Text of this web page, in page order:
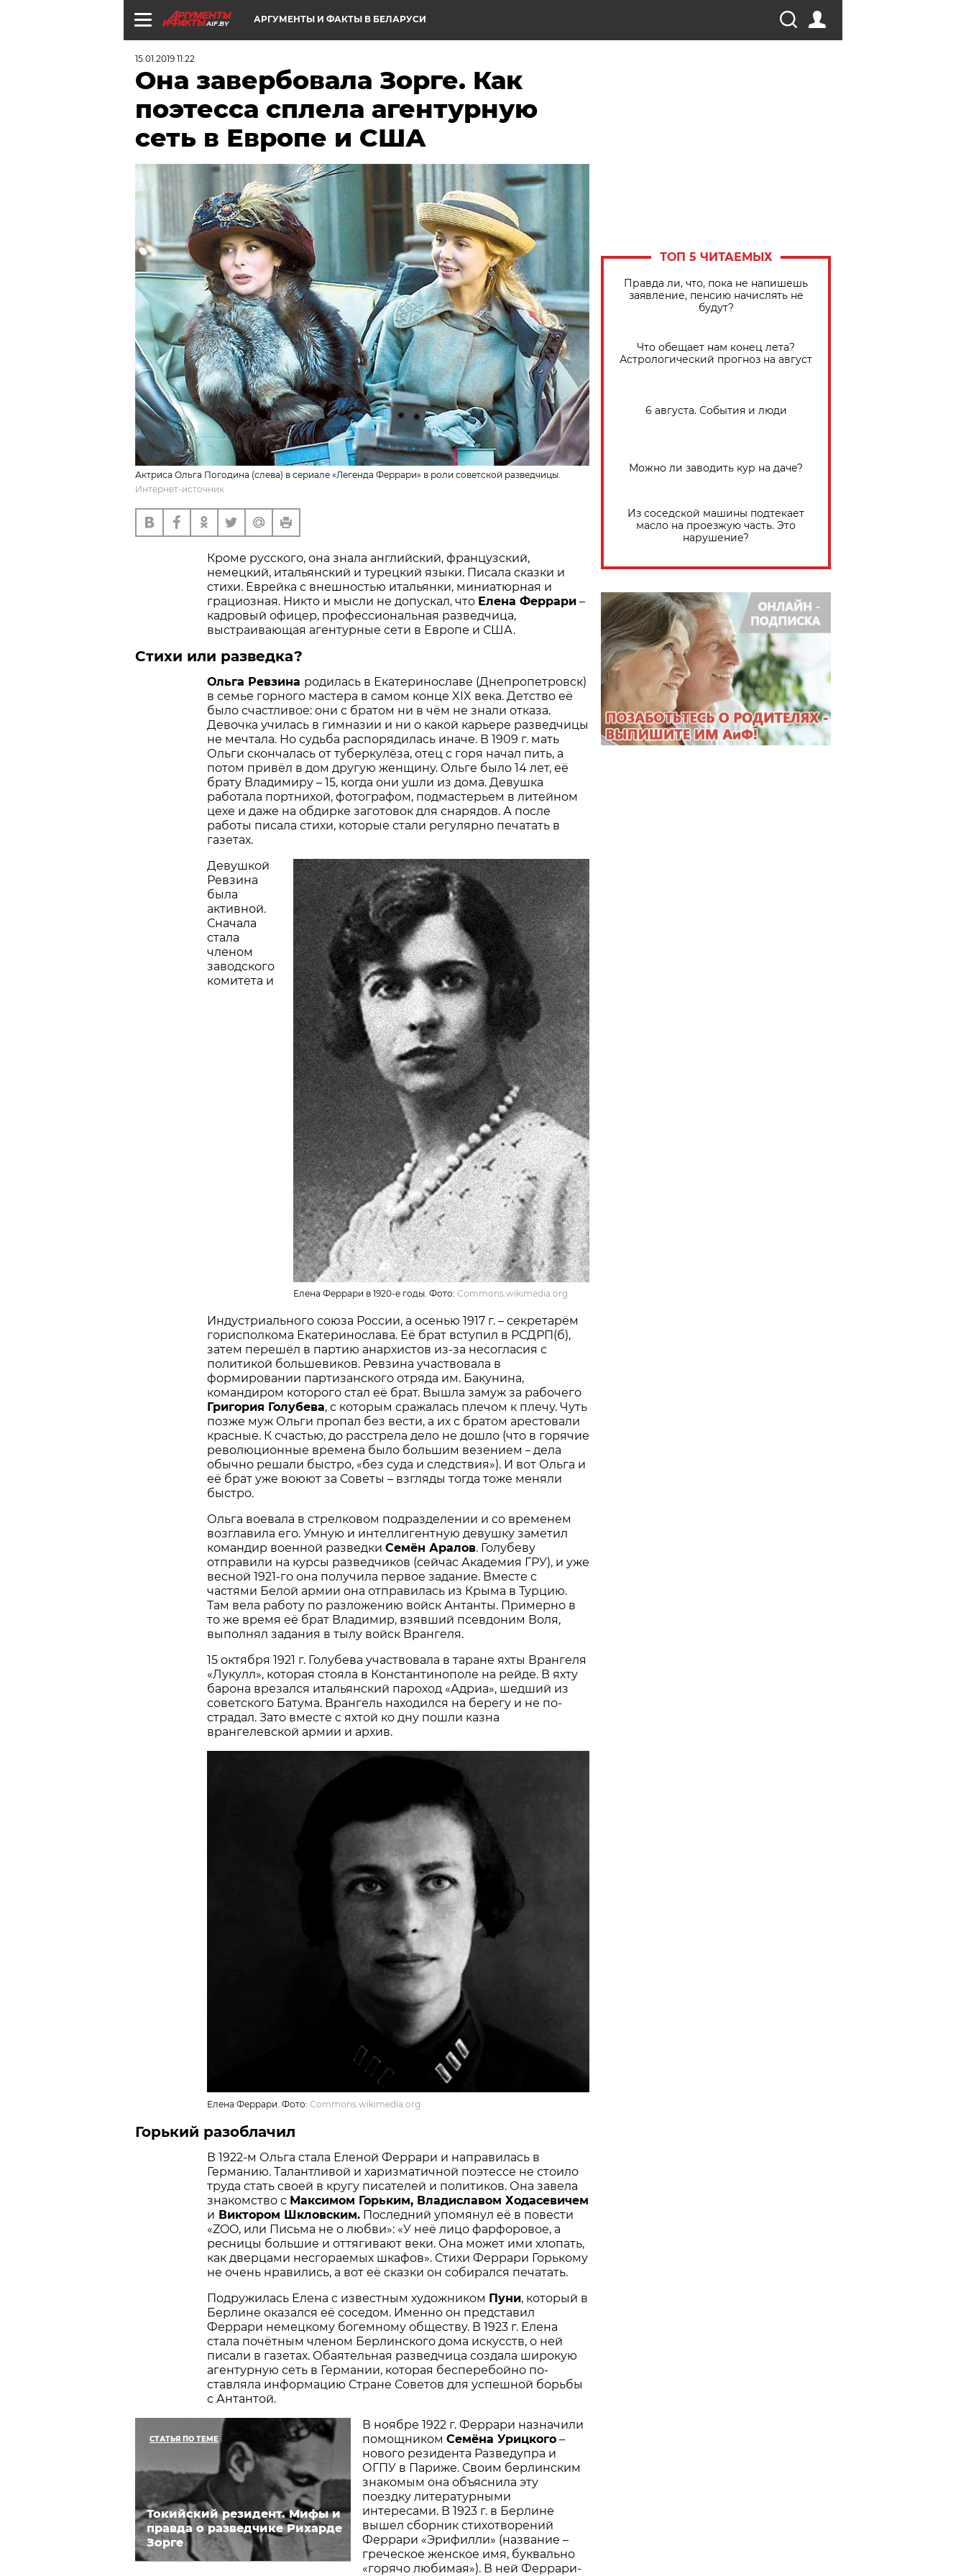
AIF.BY АРГУМЕНТЫ И ФАКТЫ В БЕЛАРУСИ
15.01.2019 11:22
Она завербовала Зорге. Как
поэтесса сплела агентурную
сеть в Европе и США
Актриса Ольга Погодина (слева) в сериале «Легенда Феррари» в роли советской разведчицы.
Интернет-источник
Кроме русского, она знала английский, французский,
немецкий, итальянский и турецкий языки. Писала сказки и
стихи. Еврейка с внешностью итальянки, миниатюрная и
грациозная. Никто и мысли не допускал, что Елена Феррари –
кадровый офицер, профессиональная разведчица,
выстраивающая агентурные сети в Европе и США.
Стихи или разведка?
Ольга Ревзина родилась в Екатеринославе (Днепропетровск)
в семье горного мастера в самом конце XIX века. Детство её
было счастливое: они с братом ни в чём не знали отказа.
Девочка училась в гимназии и ни о какой карьере разведчицы
не мечтала. Но судьба распорядилась иначе. В 1909 г. мать
Ольги скончалась от туберкулёза, отец с горя начал пить, а
потом привёл в дом другую женщину. Ольге было 14 лет, её
брату Владимиру – 15, когда они ушли из дома. Девушка
работала порт­нихой, фотографом, подмастерьем в литейном
цехе и даже на обдирке заготовок для снарядов. А после
работы писала стихи, которые стали регулярно печатать в
газетах.
Елена Феррари в 1920-е годы. Фото: Commons.wikimedia.org
Девушкой
Ревзина
была
активной.
Сначала
стала
членом
заводского
комитета и
Индустриального союза России, а осенью 1917 г. – секретарём
горисполкома Екатеринослава. Её брат вступил в РСДРП(б),
затем перешёл в партию анархистов из-за несогласия с
политикой большевиков. Ревзина участвовала в
формировании партизанского отряда им. Бакунина,
командиром которого стал её брат. Вышла замуж за рабочего
Григория Голубева, с которым сражалась плечом к плечу. Чуть
позже муж Ольги пропал без вести, а их с братом арестовали
красные. К счастью, до расстрела дело не дошло (что в горячие
революционные времена было большим везением – дела
обычно решали быстро, «без суда и следствия»). И вот Ольга и
её брат уже воюют за Советы – взгляды тогда тоже меняли
быстро.
Ольга воевала в стрелковом подразделении и со временем
возглавила его. Умную и интеллигентную девушку заметил
командир военной разведки Семён Аралов. Голубеву
отправили на курсы разведчиков (сейчас Академия ГРУ), и уже
весной 1921-го она получила первое задание. Вместе с
частями Белой армии она отправилась из Крыма в Турцию.
Там вела работу по разложению войск Антанты. Примерно в
то же время её брат Владимир, взявший псевдоним Воля,
выполнял задания в тылу войск Врангеля.
15 октября 1921 г. Голубева участвовала в таране яхты Врангеля
«Лукулл», которая стояла в Константинополе на рейде. В яхту
барона врезался итальянский пароход «Адриа», шедший из
советского Батума. Врангель находился на берегу и не по­
страдал. Зато вместе с яхтой ко дну пошли казна
врангелевской армии и архив.
Елена Феррари. Фото: Commons.wikimedia.org
Горький разоблачил
В 1922-м Ольга стала Еленой Феррари и направилась в
Германию. Талантливой и харизматичной поэтессе не стоило
труда стать своей в кругу писателей и политиков. Она завела
знакомство с Максимом Горьким, Владиславом Ходасевичем
и Виктором Шкловским. Последний упомянул её в повести
«ZOO, или Письма не о любви»: «У неё лицо фарфоровое, а
ресницы большие и оттягивают веки. Она может ими хлопать,
как дверцами несгораемых шкафов». Стихи Феррари Горькому
не очень нравились, а вот её сказки он собирался печатать.
Подружилась Елена с известным художником Пуни, который в
Берлине оказался её соседом. Именно он представил
Феррари немецкому богемному обществу. В 1923 г. Елена
стала почётным членом Берлинского дома искусств, о ней
писали в газетах. Обаятельная разведчица создала широкую
агентурную сеть в Германии, которая бесперебойно по­
ставляла информацию Стране Советов для успешной борьбы
с Антантой.
СТАТЬЯ ПО ТЕМЕ
Токийский резидент. Мифы и
правда о разведчике Рихарде
Зорге
В ноябре 1922 г. Феррари назначили
помощником Семёна Урицкого –
нового резидента Разведупра и
ОГПУ в Париже. Своим берлинским
знакомым она объяснила эту
поездку литературными
интересами. В 1923 г. в Берлине
вышел сборник стихотворений
Феррари «Эрифилли» (название –
греческое женское имя, буквально
«горячо любимая»). В ней Феррари-
ТОП 5 ЧИТАЕМЫХ
Правда ли, что, пока не напишешь
заявление, пенсию начислять не
будут?
​Что обещает нам конец лета?
Астрологический прогноз на август
6 августа. События и люди
Можно ли заводить кур на даче?
Из соседской машины подтекает
масло на проезжую часть. Это
нарушение?